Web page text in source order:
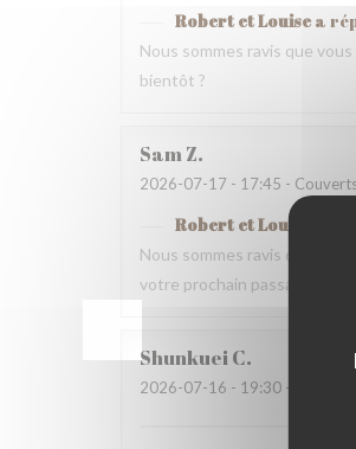
Robert et Louise a
Nous sommes ravis que
bientôt ?
SamZ
2026-07-17 - 17:45 -
Robert et Louise
Nous sommes ravis que
votre prochain passage.
ShunkueiC
2026-07-16 - 19:30 -